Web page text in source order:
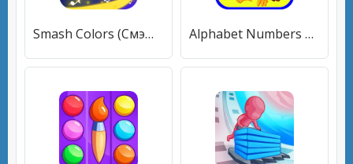
Smash Colors (Смэш Колорс 3Д) [МОД Много денег] APK Android Alphabet Numbers Colors [МОД Бесконечные монеты] APK Android